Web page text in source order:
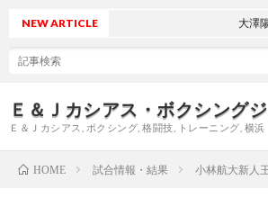
Ｅ＆Ｊカシアス・ボクシング
Ｅ＆Ｊカシアス, ボクシング, 格闘技, トレーニング, 横浜
NEW ARTICLE 大澤陽
HOME 試合情報・結果 小林航大新人